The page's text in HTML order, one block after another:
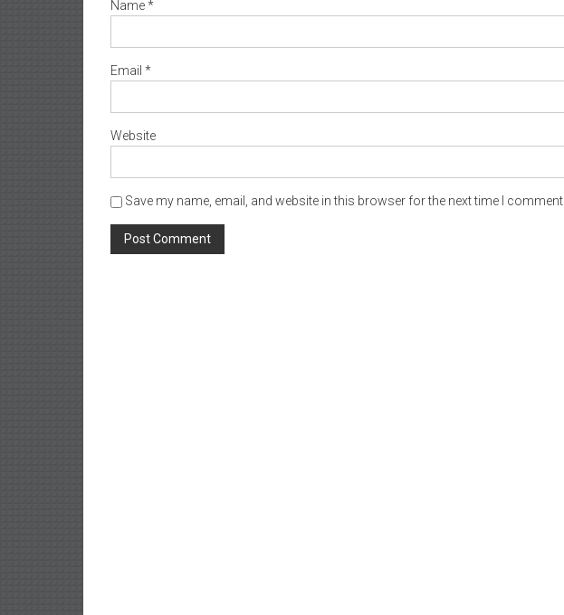
Name*
Email *
Website
Save my name, email, and website in this browser for the next time I comment.